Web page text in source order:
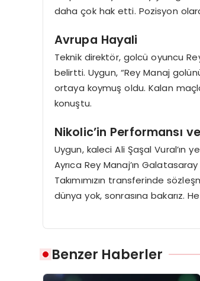
daha çok hak etti. Pozisyon
Avrupa Hayali
Teknik direktör, golcü oyuncu
belirtti. Uygun, “Rey Manaj
ortaya koymuş oldu. Kalan
konuştu.
Nikolic’in Performansı
Uygun, kaleci Ali Şaşal Vural’ın
Ayrıca Rey Manaj’ın
Takımımızın transferinde
dünya yok, sonrasına bakarız.
Benzer Haberler